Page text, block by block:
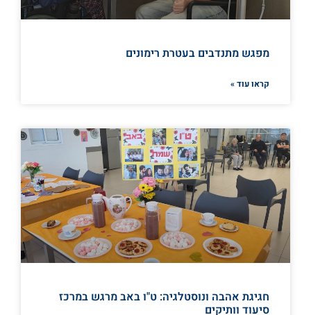
מפגש מתנדבים בעטרת רימונים
קראו עוד »
חגיגת אהבה ונוסטלגיה: ט"ו באב מרגש במרכז
סיעוד וותיקים